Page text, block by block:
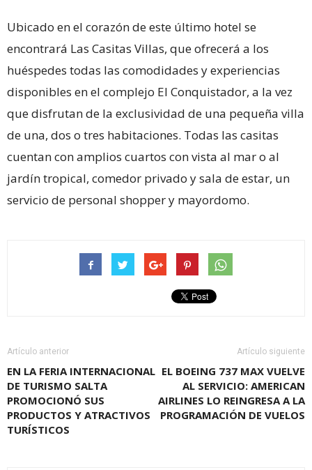
Ubicado en el corazón de este último hotel se
encontrará Las Casitas Villas, que ofrecerá a los
huéspedes todas las comodidades y experiencias
disponibles en el complejo El Conquistador, a la vez
que disfrutan de la exclusividad de una pequeña villa
de una, dos o tres habitaciones. Todas las casitas
cuentan con amplios cuartos con vista al mar o al
jardín tropical, comedor privado y sala de estar, un
servicio de personal shopper y mayordomo.
Artículo anterior
EN LA FERIA INTERNACIONAL
DE TURISMO SALTA
PROMOCIONÓ SUS
PRODUCTOS Y ATRACTIVOS
TURÍSTICOS
Artículo siguiente
EL BOEING 737 MAX VUELVE
AL SERVICIO: AMERICAN
AIRLINES LO REINGRESA A LA
PROGRAMACIÓN DE VUELOS